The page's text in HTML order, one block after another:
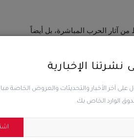
نشرتنا الإخبارية
على آخر الأخبار والتحديثات والعروض الخاصة
الوارد الخاص بك
من آثار الحرب المباشرة، بل أيضاً
وقالت إن هذا الواقع "يجعل الطفل
موضحين أنهم رصدوا وفحصوا أكثر